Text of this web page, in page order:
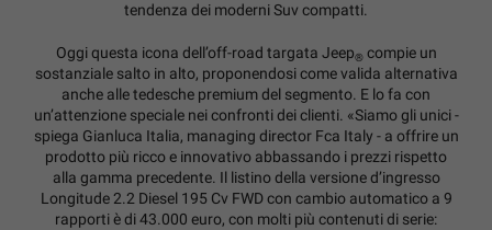
tendenza dei moderni Suv compatti.
Oggi questa icona dell’off-road targata Jeep® compie un
sostanziale salto in alto, proponendosi come valida alternativa
anche alle tedesche premium del segmento. E lo fa con
un’attenzione speciale nei confronti dei clienti. «Siamo gli unici -
spiega Gianluca Italia, managing director Fca Italy - a offrire un
prodotto più ricco e innovativo abbassando i prezzi rispetto
alla gamma precedente. Il listino della versione d’ingresso
Longitude 2.2 Diesel 195 Cv FWD con cambio automatico a 9
rapporti è di 43.000 euro, con molti più contenuti di serie: